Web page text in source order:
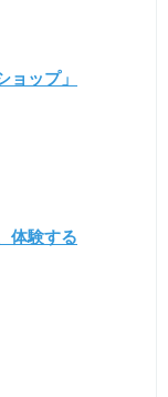
ョップ」
体験する